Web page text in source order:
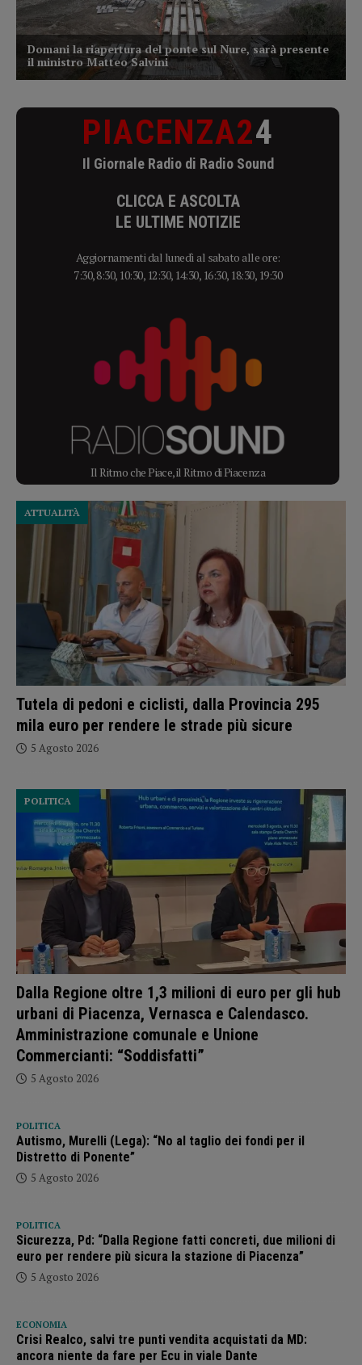
PIACENZA24
Il Giornale Radio di Radio Sound
CLICCA E ASCOLTA
LE ULTIME NOTIZIE
Aggiornamenti dal lunedì al sabato alle ore:
7:30, 8:30, 10:30, 12:30, 14:30, 16:30, 18:30, 19:30
Il Ritmo che Piace, il Ritmo di Piacenza
Tutela di pedoni e ciclisti, dalla Provincia 295
mila euro per rendere le strade più sicure
ATTUALITÀ
5 Agosto 2026
Dalla Regione oltre 1,3 milioni di euro per gli hub
urbani di Piacenza, Vernasca e Calendasco.
Amministrazione comunale e Unione
Commercianti: “Soddisfatti”
POLITICA
5 Agosto 2026
POLITICA
Autismo, Murelli (Lega): “No al taglio dei fondi per il
Distretto di Ponente”
5 Agosto 2026
POLITICA
Sicurezza, Pd: “Dalla Regione fatti concreti, due milioni di
euro per rendere più sicura la stazione di Piacenza”
5 Agosto 2026
ECONOMIA
Crisi Realco, salvi tre punti vendita acquistati da MD:
ancora niente da fare per Ecu in viale Dante